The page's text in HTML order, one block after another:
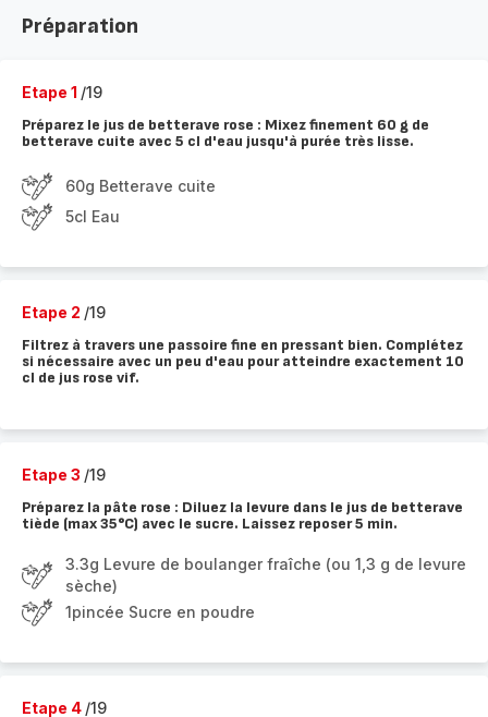
Préparation
Etape 1 /19
Préparez le jus de betterave rose : Mixez finement 60 g de
betterave cuite avec 5 cl d'eau jusqu'à purée très lisse.
60g Betterave cuite
5cl Eau
Etape 2 /19
Filtrez à travers une passoire fine en pressant bien. Complétez
si nécessaire avec un peu d'eau pour atteindre exactement 10
cl de jus rose vif.
Etape 3 /19
Préparez la pâte rose : Diluez la levure dans le jus de betterave
tiède (max 35°C) avec le sucre. Laissez reposer 5 min.
3.3g Levure de boulanger fraîche (ou 1,3 g de levure
sèche)
1pincée Sucre en poudre
Etape 4 /19